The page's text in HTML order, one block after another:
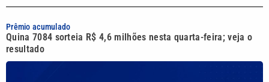
Prêmio acumulado
Quina 7084 sorteia R$ 4,6 milhões nesta quarta-feira; veja o
resultado